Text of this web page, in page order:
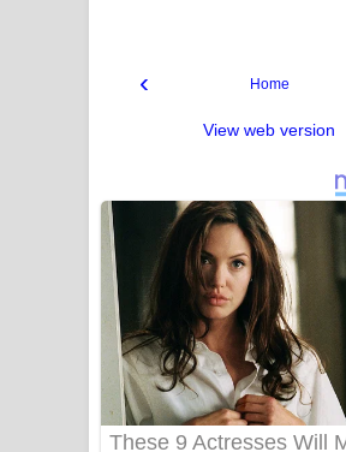
‹ Home
View web version